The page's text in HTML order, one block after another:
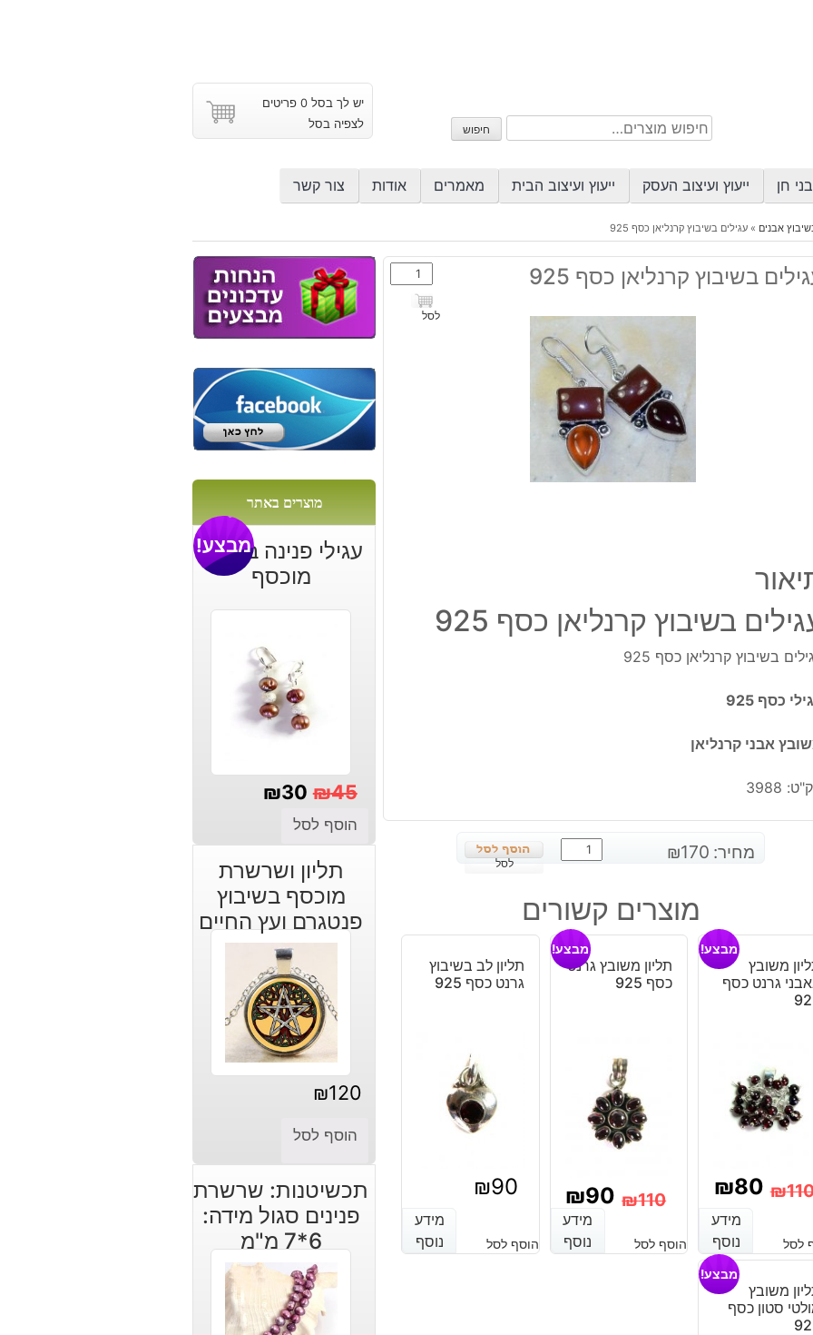
חיפוש
עבור:
חיפוש
יש לך בסל 0 פריטים
לצפיה בסל
חן ייעוץ ועיצוב העסק ייעוץ ועיצוב הבית מאמרים אודות צור קשר
אבנים »עגילים בשיבוץ קרנליאן כסף 925
בשיבוץ קרנליאן כסף 925
כמות
של
עגילים
לסל
בשיבוץ קרנליאן כסף 925
בשיבוץ קרנליאן כסף 925
כסף 925
אבני קרנליאן
3988
מחיר: ₪170
כמות
של
בשיבוץ
קרנליאן
כסף
925
לסל
מוצרים קשורים
משובץ
גרנט כסף
מבצע!
₪
₪80
מידע
נוסף
לסל
מידע
נוסף
תליון משובץ גרנט
כסף 925
מבצע!
₪110
המקורי
₪90
הנוכחי
מידע
נוסף
הוסף לסל
מידע
נוסף
תליון לב בשיבוץ
גרנט כסף 925
₪90
מידע
נוסף
הוסף לסל
מידע
נוסף
משובץ
סטון כסף
מבצע!
מוצרים באתר
עגילי פנינה ברונזה
מוכסף
מבצע!
₪45
המחיר
המקורי
היה:
₪45.
₪30
המחיר
הנוכחי
הוא:
₪30.
הוסף לסל
תליון ושרשרת
מוכסף בשיבוץ
פנטגרם ועץ החיים
₪120
הוסף לסל
תכשיטנות: שרשרת
פנינים סגול מידה:
6*7 מ"מ